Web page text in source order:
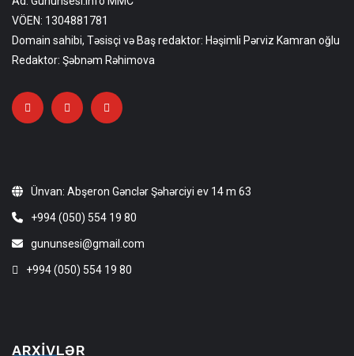
VÖEN: 1304881781
Domain sahibi, Təsisçi və Baş redaktor: Həşimli Pərviz Kamran oğlu
Redaktor: Şəbnəm Rəhimova
Ünvan: Abşeron Gənclər Şəhərciyi ev 14 m 63
+994 (050) 554 19 80
gununsesi@gmail.com
+994 (050) 554 19 80
ARXIVLƏR